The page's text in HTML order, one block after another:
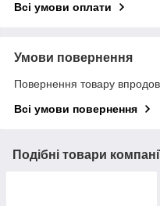
Всі умови оплати
Умови повернення
Повернення товару
Всі умови повернення
Подібні товари